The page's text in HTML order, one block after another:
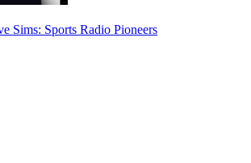
Sims: Sports Radio Pioneers